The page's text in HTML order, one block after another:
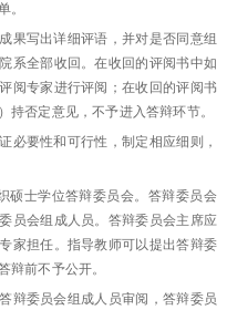
。
果写出详细评语，并对是否同意组
系全部收回。在收回的评阅书中如
阅专家进行评阅；在收回的评阅书
否定意见，不予进入答辩环节。
必要性和可行性，制定相应细则，
硕士学位答辩委员会。答辩委员会
员会组成人员。答辩委员会主席应
家担任。指导教师可以提出答辩委
辩前不予公开。
辩委员会组成人员审阅，答辩委员